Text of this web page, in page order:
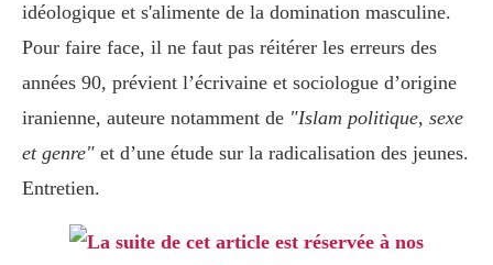
idéologique et s'alimente de la domination masculine.
Pour faire face, il ne faut pas réitérer les erreurs des
années 90, prévient l’écrivaine et sociologue d’origine
iranienne, auteure notamment de "Islam politique, sexe
et genre" et d’une étude sur la radicalisation des jeunes.
Entretien.
La suite de cet article est réservée à nos